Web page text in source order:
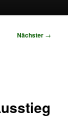
Nächster →